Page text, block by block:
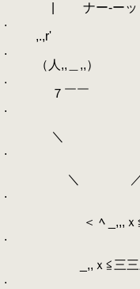
| ナ
（人
７￣￣ __
.
＼ 〉￣￣
.
＼ ／..:.:.::.:
.
＜ ﾍ _,,,ｘ≦三
.
_,,ｘ≦三三三三
.